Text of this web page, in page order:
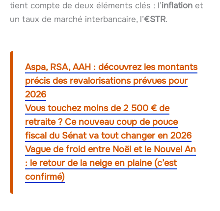
tient compte de deux éléments clés : l’inflation et
un taux de marché interbancaire, l’€STR.
Aspa, RSA, AAH : découvrez les montants
précis des revalorisations prévues pour
2026
Vous touchez moins de 2 500 € de
retraite ? Ce nouveau coup de pouce
fiscal du Sénat va tout changer en 2026
Vague de froid entre Noël et le Nouvel An
: le retour de la neige en plaine (c’est
confirmé)